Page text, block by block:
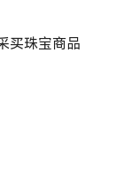
买珠宝商品